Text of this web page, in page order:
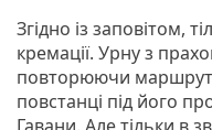
Згідно із заповітом,
кремації. Урну з
повторюючи
повстанці під його
Гавани. Але тільки в